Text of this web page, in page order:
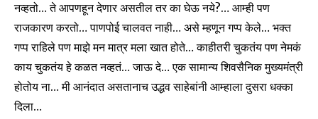
नव्हतो… ते आपणहून देणार असतील तर का घेऊ नये?… आम्ही पण
राजकारण करतो… पाणपोई चालवत नाही… असे म्हणून गप्प केले… भक्त
गप्प राहिले पण माझे मन मात्र मला खात होते… काहीतरी चुकतंय पण नेमकं
काय चुकतंय हे कळत नव्हतं… जाऊ दे… एक सामान्य शिवसैनिक मुख्यमंत्री
होतोय ना… मी आनंदात असतानाच उद्धव साहेबांनी आम्हाला दुसरा धक्का
दिला…